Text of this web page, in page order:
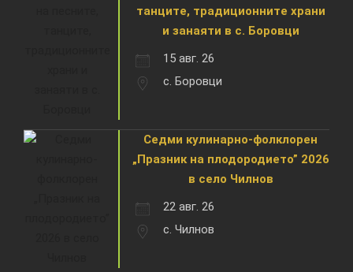
танците, традиционните храни
и занаяти в с. Боровци
15 авг. 26
с. Боровци
Седми кулинарно-фолклорен
„Празник на плодородието” 2026
в село Чилнов
22 авг. 26
с. Чилнов